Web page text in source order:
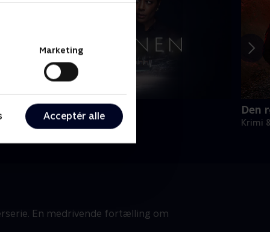
Marketing
Acceptér alle
Doktrinen
& Spænding • 1 sæsoner
Den
Krimi
En medrivende fortælling om